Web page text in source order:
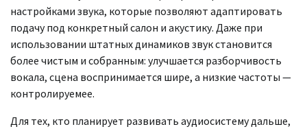
настройками звука, которые позволяют адаптировать
подачу под конкретный салон и акустику. Даже при
использовании штатных динамиков звук становится
более чистым и собранным: улучшается разборчивость
вокала, сцена воспринимается шире, а низкие частоты —
контролируемее.
Для тех, кто планирует развивать аудиосистему дальше,